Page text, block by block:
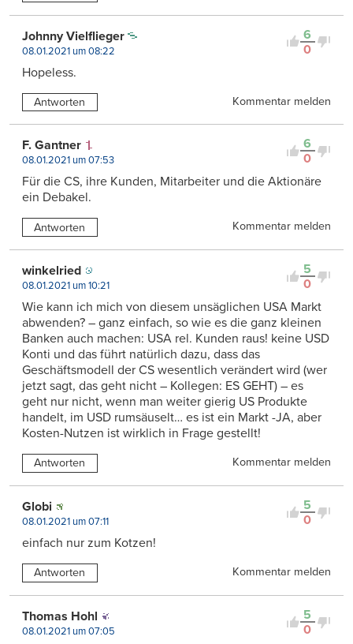
6
0
Johnny Vielflieger
08.01.2021 um 08:22
Hopeless.
Antworten Kommentar melden
6
0
F. Gantner
08.01.2021 um 07:53
Für die CS, ihre Kunden, Mitarbeiter und die Aktionäre
ein Debakel.
Antworten Kommentar melden
5
0
winkelried
08.01.2021 um 10:21
Wie kann ich mich von diesem unsäglichen USA Markt
abwenden? – ganz einfach, so wie es die ganz kleinen
Banken auch machen: USA rel. Kunden raus! keine USD
Konti und das führt natürlich dazu, dass das
Geschäftsmodell der CS wesentlich verändert wird (wer
jetzt sagt, das geht nicht – Kollegen: ES GEHT) – es
geht nur nicht, wenn man weiter gierig US Produkte
handelt, im USD rumsäuselt… es ist ein Markt -JA, aber
Kosten-Nutzen ist wirklich in Frage gestellt!
Antworten Kommentar melden
5
0
Globi
08.01.2021 um 07:11
einfach nur zum Kotzen!
Antworten Kommentar melden
5
0
Thomas Hohl
08.01.2021 um 07:05